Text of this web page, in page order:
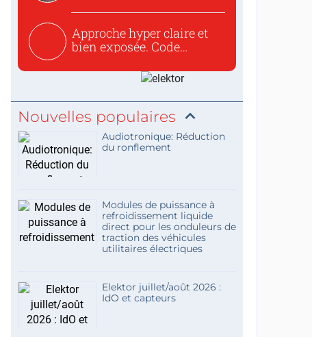
Approche hyper claire et
bien exposée. Code
Nouvelles populaires
Audiotronique: Réduction
du ronflement
Modules de puissance à
refroidissement liquide
direct pour les onduleurs de
traction des véhicules
utilitaires électriques
Elektor juillet/août 2026 :
IdO et capteurs